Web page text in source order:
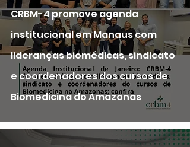
CRBM-4 promove agenda
institucional em Manaus com
lideranças biomédicas, sindicato
e coordenadores dos cursos de
Biomedicina do Amazonas